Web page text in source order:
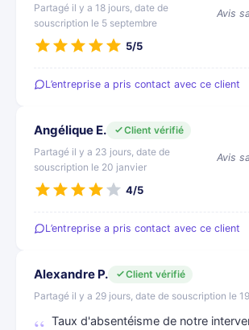
Partagé il y a 18 jours, date de
souscription le 5 septembre
Avis
5/5
L’entreprise a pris contact avec ce client
Angélique E.
Client vérifié
Partagé il y a 23 jours, date de
souscription le 20 janvier
Avis
4/5
L’entreprise a pris contact avec ce client
Alexandre P.
Client vérifié
Partagé il y a 29 jours, date de souscription le
Taux d'absentéisme de notre